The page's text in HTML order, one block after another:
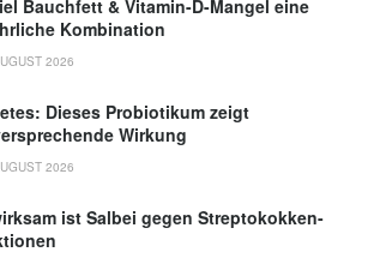
Bauchfett & Vitamin-D-Mangel eine
Kombination
2026
Dieses Probiotikum zeigt
Wirkung
2026
ist Salbei gegen Streptokokken-